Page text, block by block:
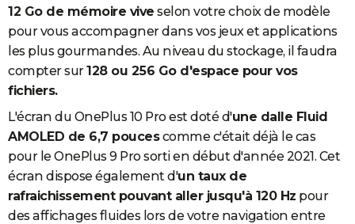
12 Go de mémoire vive selon votre choix de modèle
pour vous accompagner dans vos jeux et applications
les plus gourmandes. Au niveau du stockage, il faudra
compter sur128 ou 256 Go d'espace pour vos
fichiers.
L'écran du OnePlus 10 Pro est doté d'une dalle Fluid
AMOLED de 6,7 poucescomme c'était déjà le cas
pour le OnePlus 9 Pro sorti en début d'année 2021. Cet
écran dispose également d'un taux de
rafraichissement pouvant aller jusqu'à 120 Hz pour
des affichages fluides lors de votre navigation entre